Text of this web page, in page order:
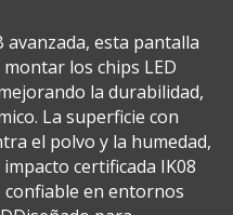
avanzada, esta pantalla
los chips LED
la durabilidad,
La superficie con
el polvo y la humedad,
certificada IK08
en entornos